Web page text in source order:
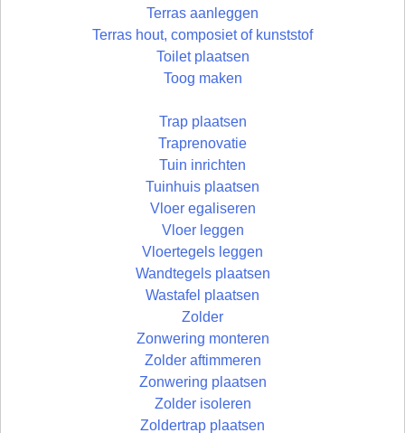
Terras aanleggen
Terras hout, composiet of kunststof
Toilet plaatsen
Toog maken
Trap plaatsen
Traprenovatie
Tuin inrichten
Tuinhuis plaatsen
Vloer egaliseren
Vloer leggen
Vloertegels leggen
Wandtegels plaatsen
Wastafel plaatsen
Zolder
Zonwering monteren
Zolder aftimmeren
Zonwering plaatsen
Zolder isoleren
Zoldertrap plaatsen